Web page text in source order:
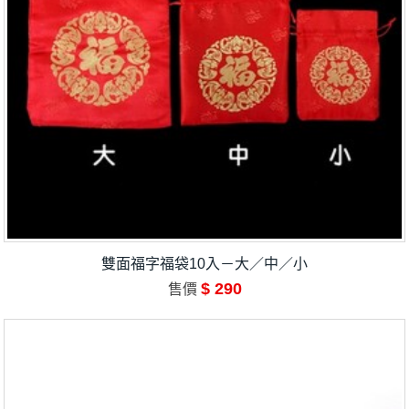
雙面福字福袋10入－大／中／小
售價 $ 290